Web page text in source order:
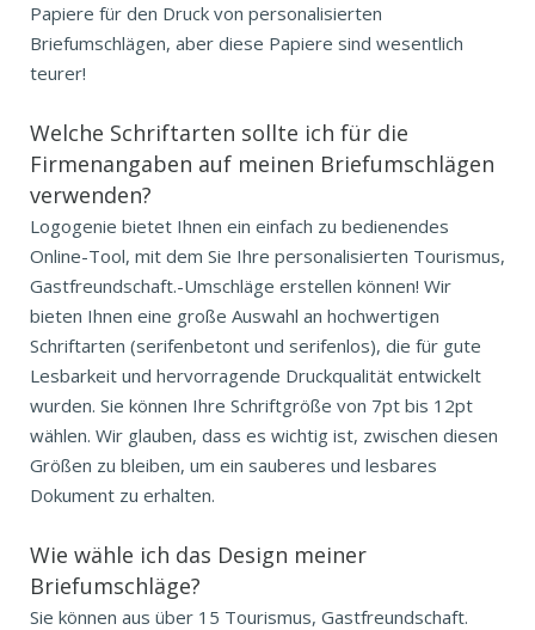
Papiere für den Druck von personalisierten
Briefumschlägen, aber diese Papiere sind wesentlich
teurer!
Welche Schriftarten sollte ich für die
Firmenangaben auf meinen Briefumschlägen
verwenden?
Logogenie bietet Ihnen ein einfach zu bedienendes
Online-Tool, mit dem Sie Ihre personalisierten Tourismus,
Gastfreundschaft.-Umschläge erstellen können! Wir
bieten Ihnen eine große Auswahl an hochwertigen
Schriftarten (serifenbetont und serifenlos), die für gute
Lesbarkeit und hervorragende Druckqualität entwickelt
wurden. Sie können Ihre Schriftgröße von 7pt bis 12pt
wählen. Wir glauben, dass es wichtig ist, zwischen diesen
Größen zu bleiben, um ein sauberes und lesbares
Dokument zu erhalten.
Wie wähle ich das Design meiner
Briefumschläge?
Sie können aus über 15 Tourismus, Gastfreundschaft.